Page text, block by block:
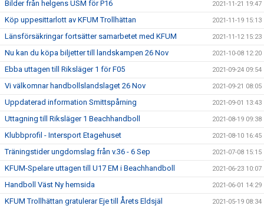
Bilder från helgens USM för P16 2021-11-21 19:47
Köp uppesittarlott av KFUM Trollhättan 2021-11-19 15:13
Länsförsäkringar fortsätter samarbetet med KFUM 2021-11-12 15:23
Nu kan du köpa biljetter till landskampen 26 Nov 2021-10-08 12:20
Ebba uttagen till Riksläger 1 för F05 2021-09-24 09:54
Vi välkomnar handbollslandslaget 26 Nov 2021-09-21 08:05
Uppdaterad information Smittspårning 2021-09-01 13:43
Uttagning till Riksläger 1 Beachhandboll 2021-08-19 09:38
Klubbprofil - Intersport Etagehuset 2021-08-10 16:45
Träningstider ungdomslag från v.36 - 6 Sep 2021-07-08 15:15
KFUM-Spelare uttagen till U17 EM i Beachhandboll 2021-06-23 10:07
Handboll Väst Ny hemsida 2021-06-01 14:29
KFUM Trollhättan gratulerar Eje till Årets Eldsjäl 2021-05-19 08:34